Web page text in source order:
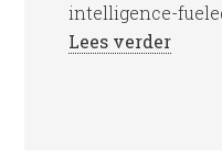
intelligence-
Lees verder